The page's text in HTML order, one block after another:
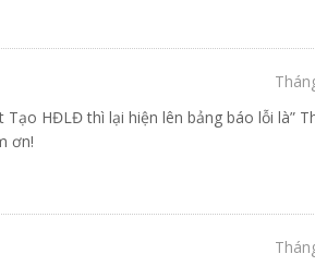
HĐLĐ thì lại hiện lên bảng báo lỗi là”
ơn!